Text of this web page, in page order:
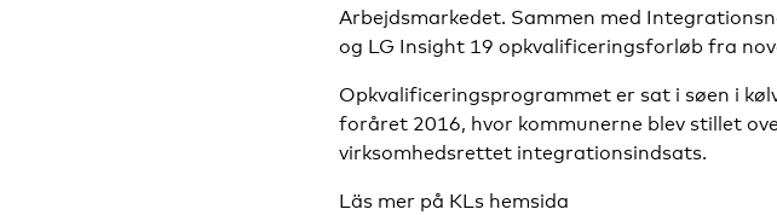
Arbejdsmarkedet. Sammen med
og LG Insight 19 opkvalificeringsforløb fra
Opkvalificeringsprogrammet er sat i søen i
foråret 2016, hvor kommunerne blev stillet
virksomhedsrettet integrationsindsats.
Läs mer på KLs hemsida